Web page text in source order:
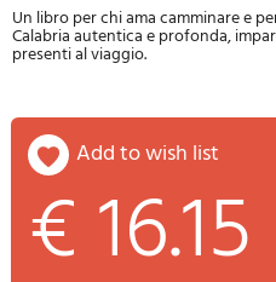
Un libro per chi ama camminare e
Calabria autentica e profonda,
presenti al viaggio.
add to wish list
€ 16.15